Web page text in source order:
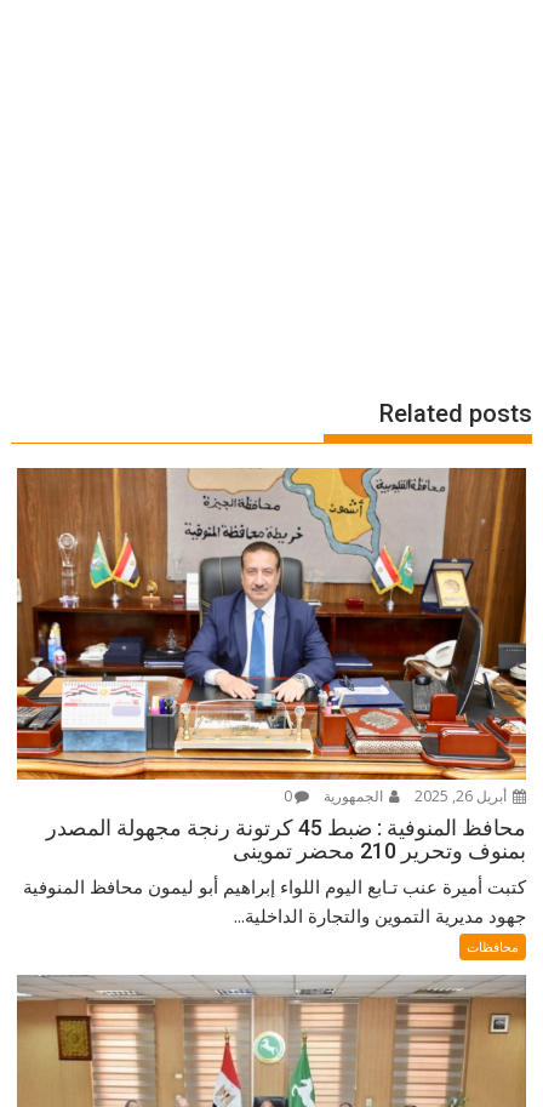
Related posts
أبريل 26, 2025 الجمهورية 0
محافظ المنوفية : ضبط 45 كرتونة رنجة مجهولة المصدر
بمنوف وتحرير 210 محضر تموينى
كتبت أميرة عنب تـابع اليوم اللواء إبراهيم أبو ليمون محافظ المنوفية
جهود مديرية التموين والتجارة الداخلية...
محافظات